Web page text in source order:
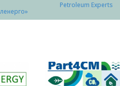
Petroleum Experts